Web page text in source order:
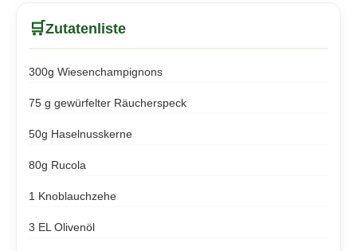
🛒Zutatenliste
300g Wiesenchampignons
75 g gewürfelter Räucherspeck
50g Haselnusskerne
80g Rucola
1 Knoblauchzehe
3 EL Olivenöl